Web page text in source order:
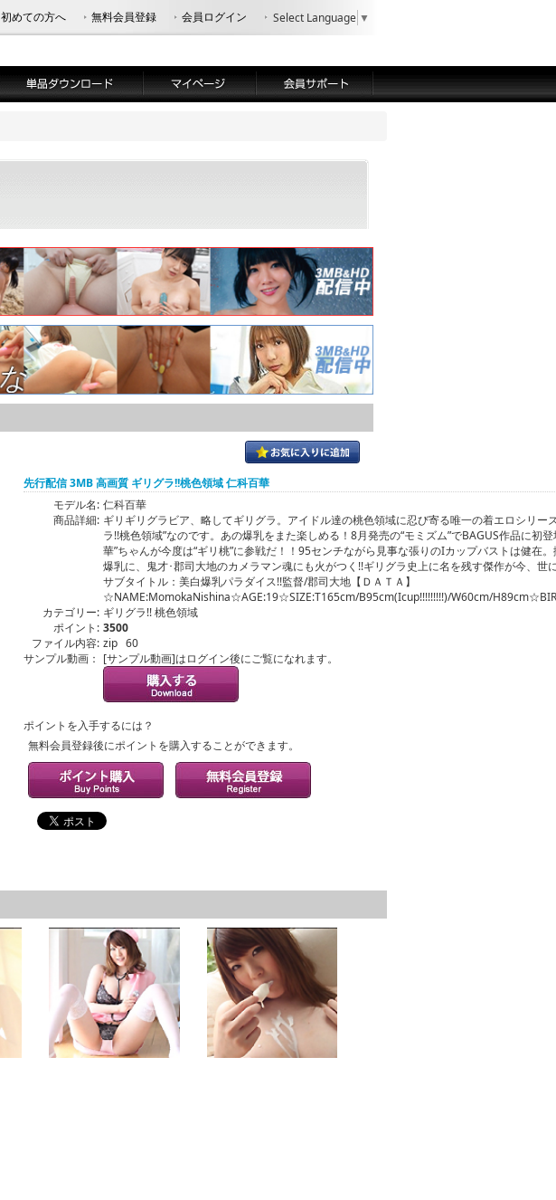
初めての方へ 無料会員登録 会員ログイン Select Language ▼
先行配信 3MB 高画質 ギリグラ!!桃色領域 仁科百華
モデル名: 仁科百華
商品詳細: ギリギリグラビア、略してギリグラ。アイドル達の桃色領域に忍び寄る唯一の着エロシリー
ラ!!桃色領域”なのです。あの爆乳をまた楽しめる！8月発売の“モミズム”でBAGUS作品に初
華”ちゃんが今度は“ギリ桃”に参戦だ！！95センチながら見事な張りのIカップバストは健在
爆乳に、鬼才･郡司大地のカメラマン魂にも火がつく!!ギリグラ史上に名を残す傑作が今、世
サブタイトル：美白爆乳パラダイス!!監督/郡司大地【ＤＡＴＡ】
☆NAME:MomokaNishina☆AGE:19☆SIZE:T165cm/B95cm(Icup!!!!!!!!!)/W60cm/
カテゴリー: ギリグラ!! 桃色領域
ポイント: 3500
ファイル内容: zip 60
サンプル動画： [サンプル動画]はログイン後にご覧になれます。
ポイントを入手するには？
無料会員登録後にポイントを購入することができます。